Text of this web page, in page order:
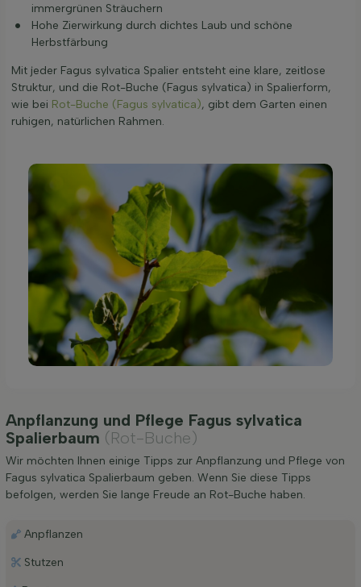
immergrünen Sträuchern
Hohe Zierwirkung durch dichtes Laub und schöne
Herbstfärbung
Mit jeder Fagus sylvatica Spalier entsteht eine klare, zeitlose
Struktur, und die Rot-Buche (Fagus sylvatica) in Spalierform,
wie bei Rot-Buche (Fagus sylvatica), gibt dem Garten einen
ruhigen, natürlichen Rahmen.
Anpflanzung und Pflege Fagus sylvatica
Spalierbaum (Rot-Buche)
Wir möchten Ihnen einige Tipps zur Anpflanzung und Pflege von
Fagus sylvatica Spalierbaum geben. Wenn Sie diese Tipps
befolgen, werden Sie lange Freude an Rot-Buche haben.
Anpflanzen
Stutzen